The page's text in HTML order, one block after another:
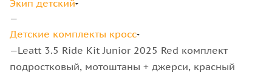
Экип детский
—
Детские комплекты кросс
—Leatt 3.5 Ride Kit Junior 2025 Red комплект
подростковый, мотоштаны + джерси, красный